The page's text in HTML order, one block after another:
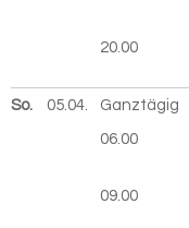
20.00
So. 05.04. 2026
Ganztägig
06.00
09.00